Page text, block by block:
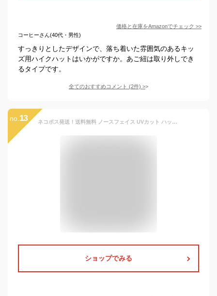
価格と在庫をAmazonでチェック >>
コーヒーさん(40代・男性)
すっきりとしたデザインで、落ち着いた雰囲気のあるキッ
ズ用ハイクハットはいかがですか。あご紐は取り外しでき
るタイプです。
全てのおすすめコメント (2件) >
no. 13 ネコポス発送！送料無料 ノースフェイス UVカット ハット キッズ THE NORTH FACE Kids Sunshield Hat サンシールド ハット 帽子 子供 撥水 紫外線 日差し防止 サンシェード NNJ02316
ショップでみる